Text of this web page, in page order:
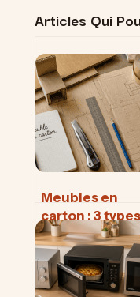
Articles Qui
Meubles en
carton : 3 types
de cannelures
4 étapes pour
une solidité